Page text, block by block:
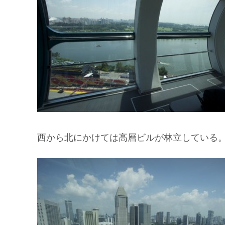
西から北にかけては高層ビルが林立している